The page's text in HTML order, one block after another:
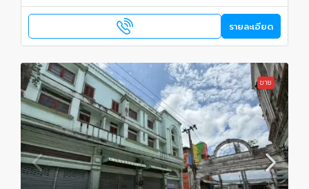
รายละเอียด
ขาย